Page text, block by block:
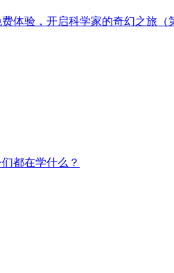
体验，开启科学家的奇幻之旅（
都在学什么？